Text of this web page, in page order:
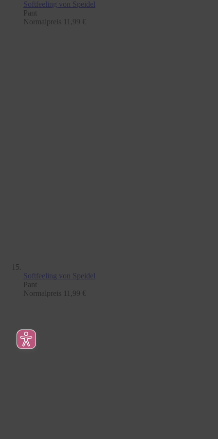
Softfeeling von Speidel
Pant
Normalpreis 11,99 €
Softfeeling von Speidel
Pant
Normalpreis 11,99 €